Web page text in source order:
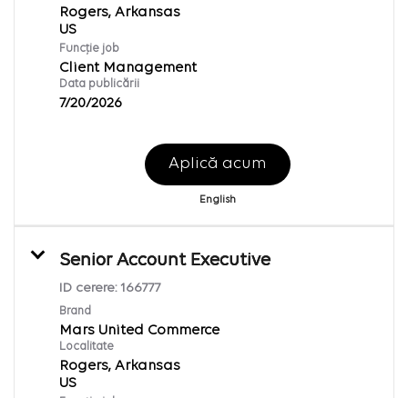
Rogers, Arkansas
Funcție job
Client Management
Data publicării
7/20/2026
Aplică acum
English
Senior Account Executive
ID cerere: 166777
Brand
Mars United Commerce
Localitate
Rogers, Arkansas